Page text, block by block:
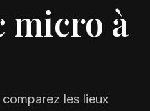
micro à
les lieux